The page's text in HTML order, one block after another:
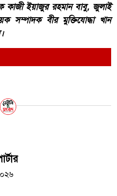
কাজী ইয়াজুর রহমান বাবু, জুলাই
সম্পাদক বীর মুক্তিযোদ্ধা খান